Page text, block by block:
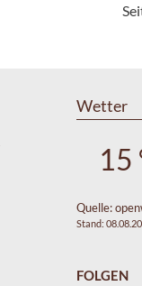
Wetter
15
Quelle:
Stand:
FOLGEN